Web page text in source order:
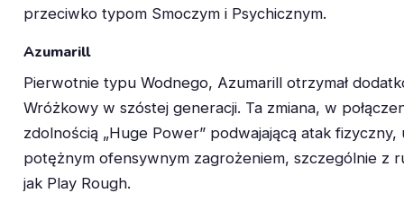
przeciwko typom Smoczym i Psychicznym.
Azumarill
Pierwotnie typu Wodnego, Azumarill otrzymał
Wróżkowy w szóstej generacji. Ta zmiana, w
zdolnością „Huge Power” podwajającą atak fizyczny,
potężnym ofensywnym zagrożeniem, szczególnie z
jak Play Rough.